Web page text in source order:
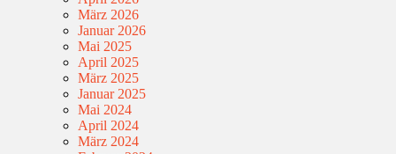
März 2026
Januar 2026
Mai 2025
April 2025
März 2025
Januar 2025
Mai 2024
April 2024
März 2024